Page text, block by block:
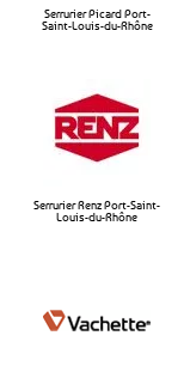
Serrurier Picard Port-
Saint-Louis-du-Rhône
Serrurier Renz Port-Saint-
Louis-du-Rhône